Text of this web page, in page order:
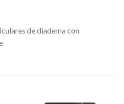
de diadema con